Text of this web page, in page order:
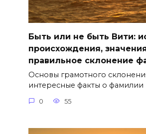
Быть или не быть Вити:
происхождения,
правильное склонение
Основы грамотного
интересные факты о фамилии
0 55